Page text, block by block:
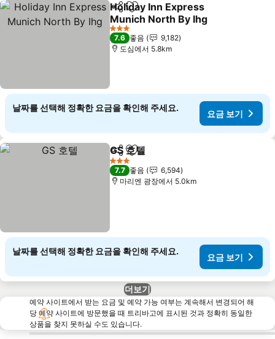
공유 즐겨찾기에 추가
Holiday Inn Express
Munich North By Ihg
3 성급
7.6 좋음
9,182
도심에서 5.8km
날짜를 선택해 정확한 요금을 확인해 주세요.
요금 보기
공유 즐겨찾기에 추가
GS 호텔
3 성급
7.7 좋음
6,594
마리엔 광장에서 5.0km
날짜를 선택해 정확한 요금을 확인해 주세요.
요금 보기
더보기
예약 사이트에서 받는 요금 및 예약 가능 여부는 계속해서 변경되어 해
당 예약 사이트에 방문했을 때 트리바고에 표시된 것과 정확히 동일한
상품을 찾지 못하실 수도 있습니다.